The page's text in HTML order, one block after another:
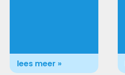
lees meer »